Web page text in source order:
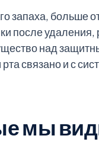
запаха, больше
после удаления,
над
связано и с
мы